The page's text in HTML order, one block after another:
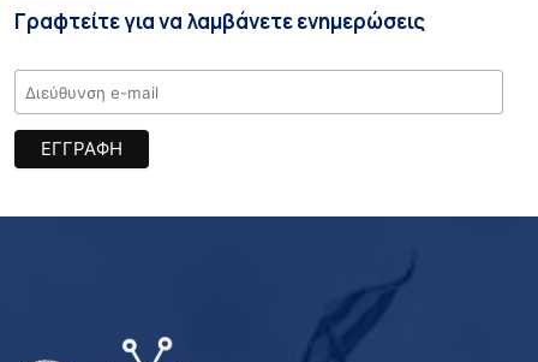
Γραφτείτε για να λαμβάνετε ενημερώσεις